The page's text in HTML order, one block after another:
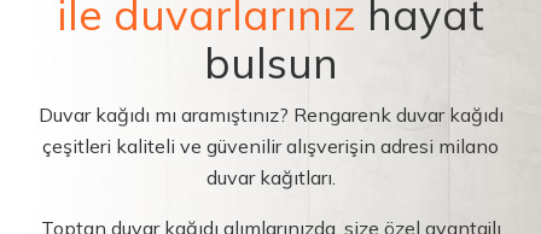
ile duvarlarınız hayat
bulsun
Duvar kağıdı mı aramıştınız? Rengarenk duvar kağıdı
çeşitleri kaliteli ve güvenilir alışverişin adresi milano
duvar kağıtları.
Toptan duvar kağıdı alımlarınızda, size özel avantajlı